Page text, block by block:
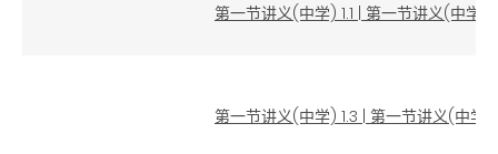
第一节讲义(中学) 1.1 | 第一节讲义(中学)
第一节讲义(中学) 1.3 | 第一节讲义(中学)